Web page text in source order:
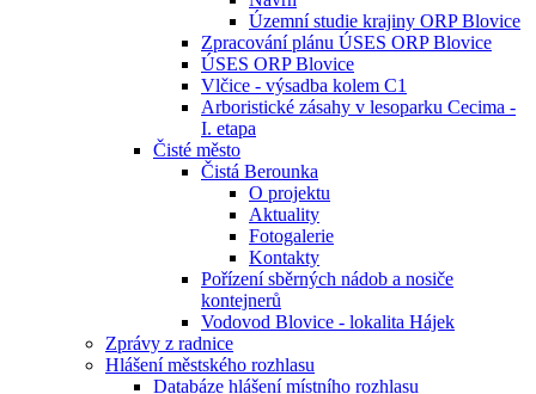
Územní studie krajiny ORP Blovice
Zpracování plánu ÚSES ORP Blovice
ÚSES ORP Blovice
Vlčice - výsadba kolem C1
Arboristické zásahy v lesoparku Cecima -
I. etapa
Čisté město
Čistá Berounka
O projektu
Aktuality
Fotogalerie
Kontakty
Pořízení sběrných nádob a nosiče
kontejnerů
Vodovod Blovice - lokalita Hájek
Zprávy z radnice
Hlášení městského rozhlasu
Databáze hlášení místního rozhlasu